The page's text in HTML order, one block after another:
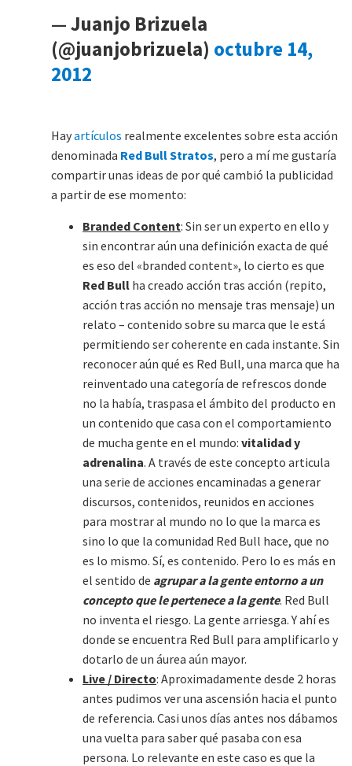
— Juanjo Brizuela
(@juanjobrizuela) octubre 14,
2012
Hayartículos realmente excelentes sobre esta acción
denominada Red Bull Stratos, pero a mí me gustaría
compartir unas ideas de por qué cambió la publicidad
a partir de ese momento:
Branded Content: Sin ser un experto en ello y
sin encontrar aún una definición exacta de qué
es eso del «branded content», lo cierto es que
Red Bull ha creado acción tras acción (repito,
acción tras acción no mensaje tras mensaje) un
relato – contenido sobre su marca que le está
permitiendo ser coherente en cada instante. Sin
reconocer aún qué es Red Bull, una marca que ha
reinventado una categoría de refrescos donde
no la había, traspasa el ámbito del producto en
un contenido que casa con el comportamiento
de mucha gente en el mundo: vitalidad y
adrenalina. A través de este concepto articula
una serie de acciones encaminadas a generar
discursos, contenidos, reunidos en acciones
para mostrar al mundo no lo que la marca es
sino lo que la comunidad Red Bull hace, que no
es lo mismo. Sí, es contenido. Pero lo es más en
el sentido de agrupar a la gente entorno a un
concepto que le pertenece a la gente. Red Bull
no inventa el riesgo. La gente arriesga. Y ahí es
donde se encuentra Red Bull para amplificarlo y
dotarlo de un áurea aún mayor.
Live / Directo: Aproximadamente desde 2 horas
antes pudimos ver una ascensión hacia el punto
de referencia. Casi unos días antes nos dábamos
una vuelta para saber qué pasaba con esa
persona. Lo relevante en este caso es que la